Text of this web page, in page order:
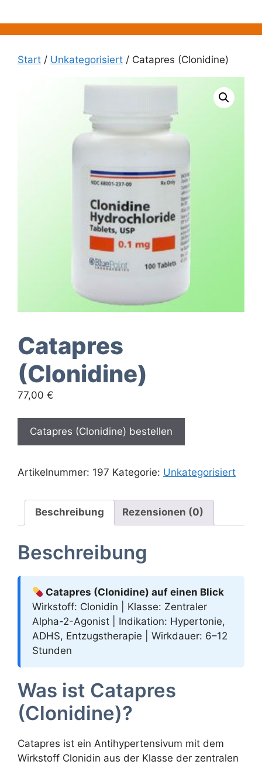
Inhalt
springen
Start / Unkategorisiert / Catapres (Clonidine)
Catapres
(Clonidine)
77,00 €
Catapres (Clonidine) bestellen
Artikelnummer: 197 Kategorie: Unkategorisiert
Beschreibung Rezensionen (0)
Beschreibung
Catapres (Clonidine) auf einen Blick
Wirkstoff: Clonidin | Klasse: Zentraler
Alpha-2-Agonist | Indikation: Hypertonie,
ADHS, Entzugstherapie | Wirkdauer: 6–12
Stunden
Was ist Catapres
(Clonidine)?
Catapres ist ein Antihypertensivum mit dem
Wirkstoff Clonidin aus der Klasse der zentralen